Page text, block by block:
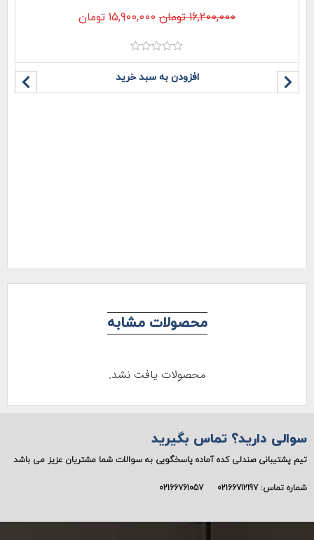
16,200,000 تومان 15,900,000 تومان
افزودن به سبد خرید
نمره
از
محصولات مشابه
محصولات یافت نشد.
سوالی دارید؟ تماس بگیرید
تیم پشتیبانی صندلی کده آماده پاسخگویی به سوالات شما مشتریان عزیز می باشد
شماره تماس:02166712197
02166761057